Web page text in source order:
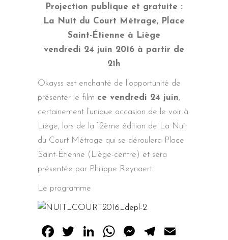
Projection publique et gratuite :
La Nuit du Court Métrage, Place
Saint-Étienne à Liège
vendredi 24 juin 2016 à partir de
21h
Okayss est enchanté de l’opportunité de
présenter le film ce vendredi 24 juin,
certainement l’unique occasion de le voir à
Liège, lors de la 12ème édition de La Nuit
du Court Métrage qui se déroulera Place
Saint-Étienne (Liège-centre) et sera
présentée par Philippe Reynaert.
Le programme
Facebook
TwitterLinkedIn
WhatsApp
Messenger
Telegram